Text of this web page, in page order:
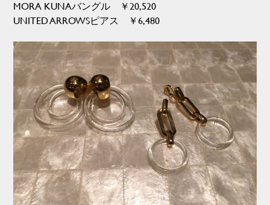
MORA KUNAバングル ￥20,520
UNITED ARROWSピアス ￥6,480